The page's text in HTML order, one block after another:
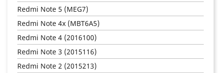
Redmi Note 5 (MEG7)
Redmi Note 4x (MBT6A5)
Redmi Note 4 (2016100)
Redmi Note 3 (2015116)
Redmi Note 2 (2015213)